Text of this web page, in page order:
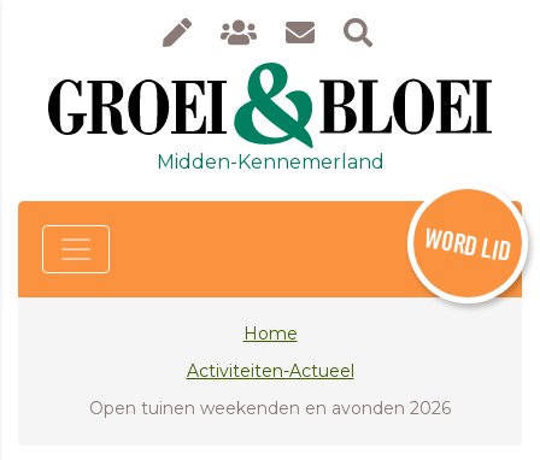
Midden-Kennemerland
WORD LID
Home
Activiteiten-Actueel
Open tuinen weekenden en avonden 2026